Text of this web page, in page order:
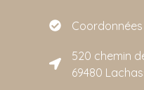
Coordonnées
520 chemin
69480